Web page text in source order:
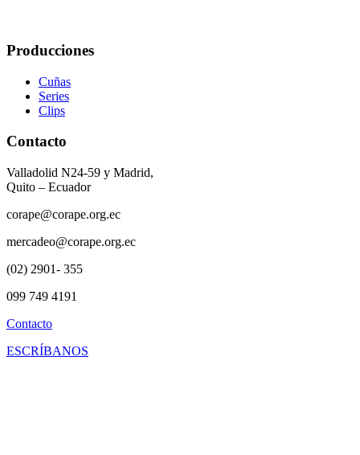
Producciones
Cuñas
Series
Clips
Contacto
Valladolid N24-59 y Madrid,
Quito – Ecuador
corape@corape.org.ec
mercadeo@corape.org.ec
(02) 2901- 355
099 749 4191
Contacto
ESCRÍBANOS